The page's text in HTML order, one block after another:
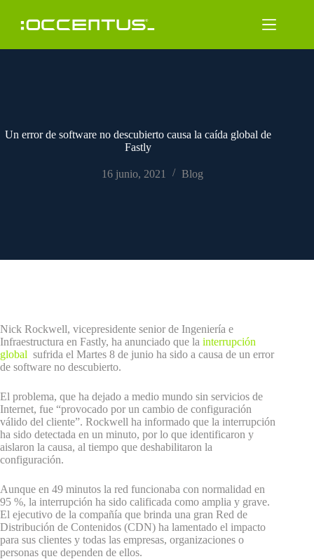
contenido
Un error de software no descubierto causa la caída global de
Fastly
16 junio, 2021 Blog
Nick Rockwell, vicepresidente senior de Ingeniería e
Infraestructura en Fastly, ha anunciado que la interrupción
global sufrida el Martes 8 de junio ha sido a causa de un error
de software no descubierto.
El problema, que ha dejado a medio mundo sin servicios de
Internet, fue “provocado por un cambio de configuración
válido del cliente”. Rockwell ha informado que la interrupción
ha sido detectada en un minuto, por lo que identificaron y
aislaron la causa, al tiempo que deshabilitaron la
configuración.
Aunque en 49 minutos la red funcionaba con normalidad en
95 %, la interrupción ha sido calificada como amplia y grave.
El ejecutivo de la compañía que brinda una gran Red de
Distribución de Contenidos (CDN) ha lamentado el impacto
para sus clientes y todas las empresas, organizaciones o
personas que dependen de ellos.